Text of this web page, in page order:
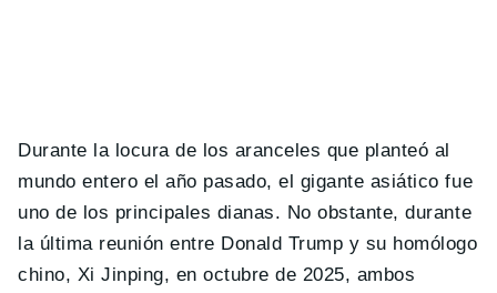
Durante la locura de los aranceles que planteó al
mundo entero el año pasado, el gigante asiático fue
uno de los principales dianas. No obstante, durante
la última reunión entre Donald Trump y su homólogo
chino, Xi Jinping, en octubre de 2025, ambos